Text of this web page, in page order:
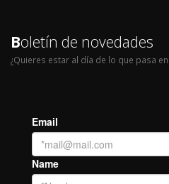
Boletín de novedades
¿Quieres estar al día de lo que pasa en